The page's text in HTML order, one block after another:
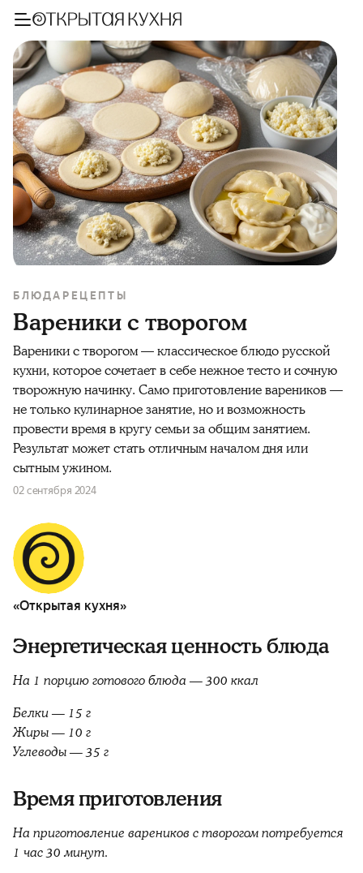
БЛЮДА РЕЦЕПТЫ
Вареники с творогом
Вареники с творогом — классическое блюдо русской
кухни, которое сочетает в себе нежное тесто и сочную
творожную начинку. Само приготовление вареников —
не только кулинарное занятие, но и возможность
провести время в кругу семьи за общим занятием.
Результат может стать отличным началом дня или
сытным ужином.
02 сентября 2024
«Открытая кухня»
Энергетическая ценность блюда
На 1 порцию готового блюда — 300 ккал
Белки — 15 г
Жиры — 10 г
Углеводы — 35 г
Время приготовления
На приготовление вареников с творогом потребуется
1 час 30 минут.